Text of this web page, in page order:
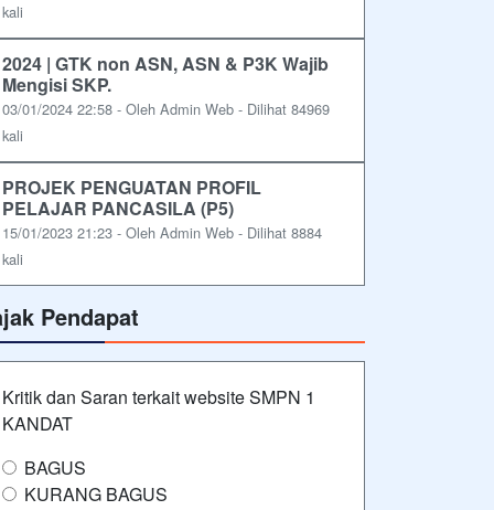
kali
2024 | GTK non ASN, ASN & P3K Wajib
Mengisi SKP.
03/01/2024 22:58 - Oleh Admin Web - Dilihat 84969
kali
PROJEK PENGUATAN PROFIL
PELAJAR PANCASILA (P5)
15/01/2023 21:23 - Oleh Admin Web - Dilihat 8884
kali
Pendapat
Kritik dan Saran terkait website SMPN 1
KANDAT
BAGUS
KURANG BAGUS